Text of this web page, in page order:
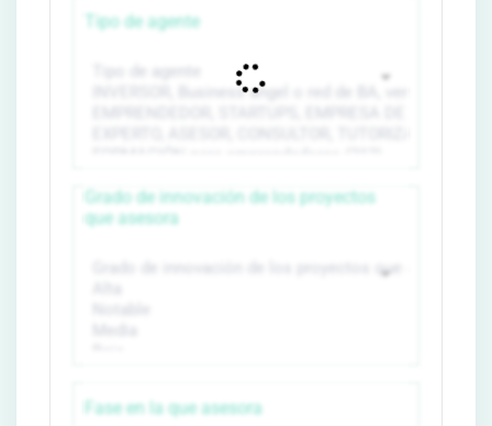
Tipo de agente
Grado de innovación de los proyectos
que asesora
Fase en la que asesora